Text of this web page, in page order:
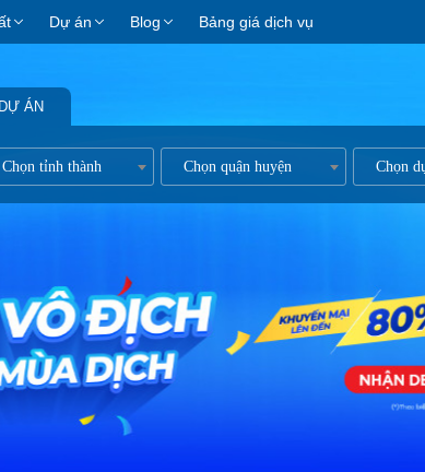
Dự án Blog Bảng giá dịch vụ
DỰ ÁN
Chọn tỉnh thành Chọn quận huyện Chọn